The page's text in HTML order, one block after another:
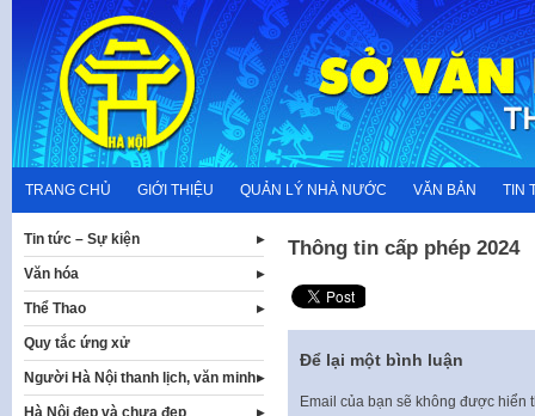
content
TRANG CHỦ GIỚI THIỆU QUẢN LÝ NHÀ NƯỚC VĂN BẢN TIN
Thông tin cấp phép 2024
Để lại một bình luận
Email của bạn sẽ không được hiển
Tin tức – Sự kiện
Văn hóa
Thể Thao
Quy tắc ứng xử
Người Hà Nội thanh lịch, văn minh
Hà Nội đẹp và chưa đẹp